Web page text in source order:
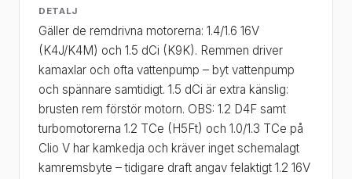
DETALJ
Gäller de remdrivna motorerna: 1.4/1.6 16V
(K4J/K4M) och 1.5 dCi (K9K). Remmen driver
kamaxlar och ofta vattenpump – byt vattenpump
och spännare samtidigt. 1.5 dCi är extra känslig:
brusten rem förstör motorn. OBS: 1.2 D4F samt
turbomotorerna 1.2 TCe (H5Ft) och 1.0/1.3 TCe på
Clio V har kamkedja och kräver inget schemalagt
kamremsbyte – tidigare draft angav felaktigt 1.2 16V